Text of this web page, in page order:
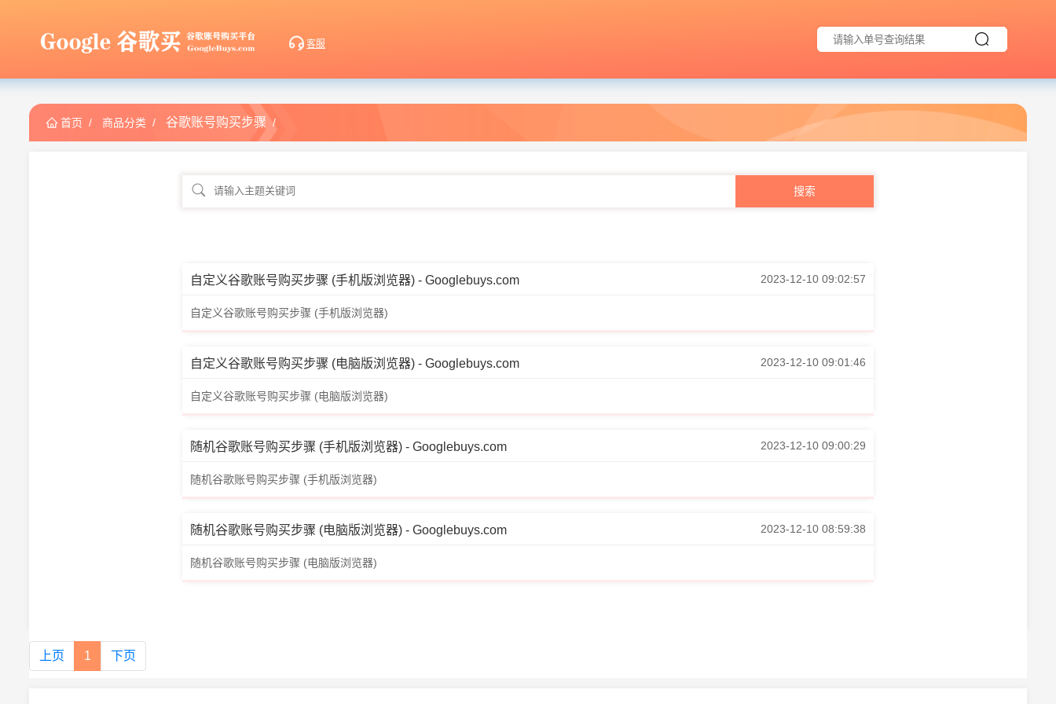
首页 / 商品分类 / 谷歌账号购买步骤 /
自定义谷歌账号购买步骤 (手机版浏览器) - Googlebuys.com 2023-12-10 09:02:57
自定义谷歌账号购买步骤 (手机版浏览器)
自定义谷歌账号购买步骤 (电脑版浏览器) - Googlebuys.com 2023-12-10 09:01:46
自定义谷歌账号购买步骤 (电脑版浏览器)
随机谷歌账号购买步骤 (手机版浏览器) - Googlebuys.com 2023-12-10 09:00:29
随机谷歌账号购买步骤 (手机版浏览器)
随机谷歌账号购买步骤 (电脑版浏览器) - Googlebuys.com 2023-12-10 08:59:38
随机谷歌账号购买步骤 (电脑版浏览器)
上页 1 下页